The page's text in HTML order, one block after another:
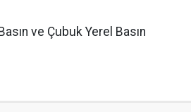
ve Çubuk Yerel Basın